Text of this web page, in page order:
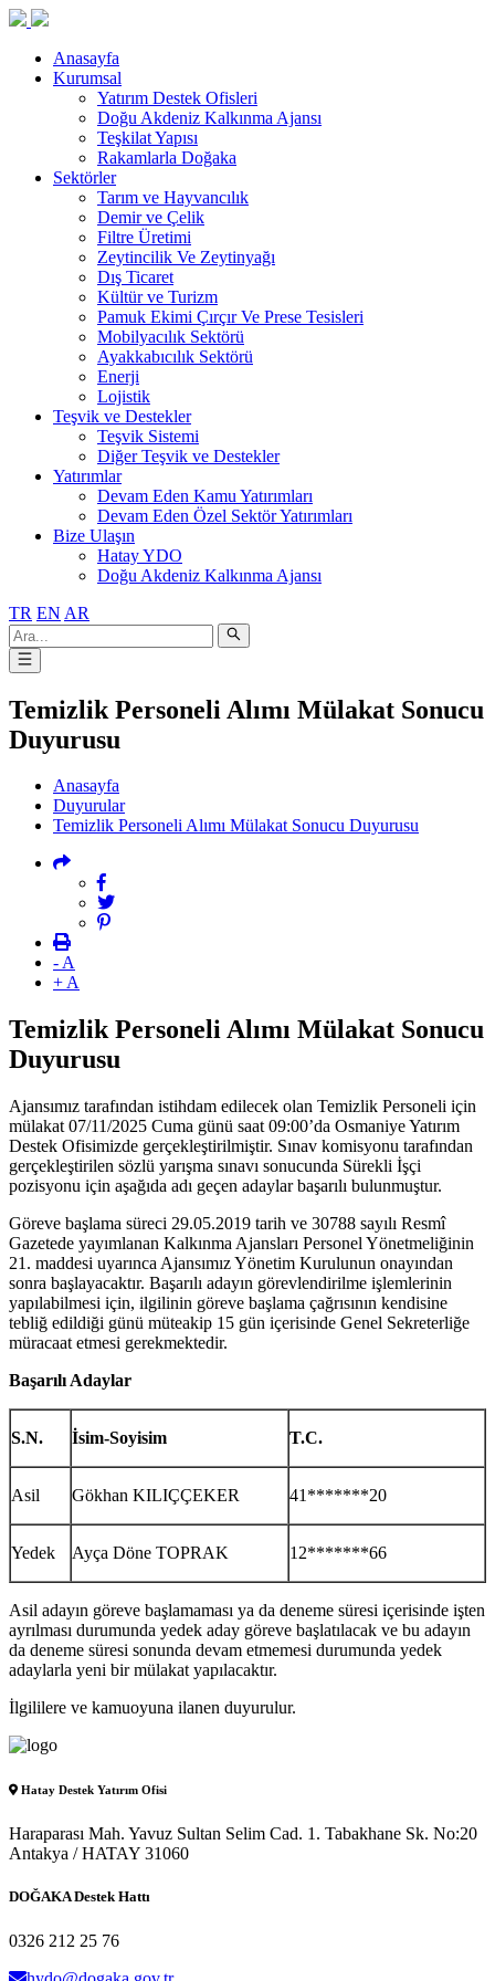
Anasayfa
Kurumsal
Yatırım Destek Ofisleri
Doğu Akdeniz Kalkınma Ajansı
Teşkilat Yapısı
Rakamlarla Doğaka
Sektörler
Tarım ve Hayvancılık
Demir ve Çelik
Filtre Üretimi
Zeytincilik Ve Zeytinyağı
Dış Ticaret
Kültür ve Turizm
Pamuk Ekimi Çırçır Ve Prese Tesisleri
Mobilyacılık Sektörü
Ayakkabıcılık Sektörü
Enerji
Lojistik
Teşvik ve Destekler
Teşvik Sistemi
Diğer Teşvik ve Destekler
Yatırımlar
Devam Eden Kamu Yatırımları
Devam Eden Özel Sektör Yatırımları
Bize Ulaşın
Hatay YDO
Doğu Akdeniz Kalkınma Ajansı
TR EN AR
Temizlik Personeli Alımı Mülakat Sonucu
Duyurusu
Anasayfa
Duyurular
Temizlik Personeli Alımı Mülakat Sonucu Duyurusu
- A
+ A
Temizlik Personeli Alımı Mülakat Sonucu
Duyurusu
Ajansımız tarafından istihdam edilecek olan Temizlik Personeli için
mülakat 07/11/2025 Cuma günü saat 09:00’da Osmaniye Yatırım
Destek Ofisimizde gerçekleştirilmiştir. Sınav komisyonu tarafından
gerçekleştirilen sözlü yarışma sınavı sonucunda Sürekli İşçi
pozisyonu için aşağıda adı geçen adaylar başarılı bulunmuştur.
Göreve başlama süreci 29.05.2019 tarih ve 30788 sayılı Resmî
Gazetede yayımlanan Kalkınma Ajansları Personel Yönetmeliğinin
21. maddesi uyarınca Ajansımız Yönetim Kurulunun onayından
sonra başlayacaktır. Başarılı adayın görevlendirilme işlemlerinin
yapılabilmesi için, ilgilinin göreve başlama çağrısının kendisine
tebliğ edildiği günü müteakip 15 gün içerisinde Genel Sekreterliğe
müracaat etmesi gerekmektedir.
Başarılı Adaylar
S.N. İsim-Soyisim T.C.
Asil Gökhan KILIÇÇEKER 41*******20
Yedek Ayça Döne TOPRAK 12*******66
Asil adayın göreve başlamaması ya da deneme süresi içerisinde işten
ayrılması durumunda yedek aday göreve başlatılacak ve bu adayın
da deneme süresi sonunda devam etmemesi durumunda yedek
adaylarla yeni bir mülakat yapılacaktır.
İlgililere ve kamuoyuna ilanen duyurulur.
Hatay Destek Yatırım Ofisi
Haraparası Mah. Yavuz Sultan Selim Cad. 1. Tabakhane Sk. No:20
Antakya / HATAY 31060
DOĞAKADestek Hattı
0326 212 25 76